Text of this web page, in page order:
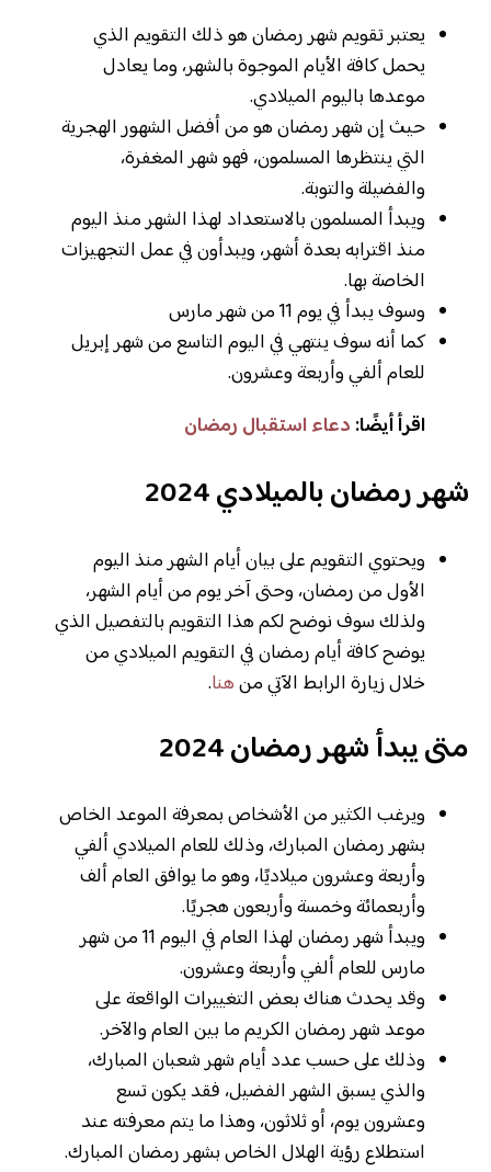
يعتبر تقويم شهر رمضان هو ذلك التقويم الذي
يحمل كافة الأيام الموجوة بالشهر، وما يعادل
موعدها باليوم الميلادي.
حيث إن شهر رمضان هو من أفضل الشهور الهجرية
التي ينتظرها المسلمون، فهو شهر المغفرة،
والفضيلة والتوبة.
ويبدأ المسلمون بالاستعداد لهذا الشهر منذ اليوم
منذ اقترابه بعدة أشهر، ويبدأون في عمل التجهيزات
الخاصة بها.
وسوف يبدأ في يوم 11 من شهر مارس
كما أنه سوف ينتهي في اليوم التاسع من شهر إبريل
للعام ألفي وأربعة وعشرون.
اقرأ أيضًا: دعاء استقبال رمضان
شهر رمضان بالميلادي 2024
ويحتوي التقويم على بيان أيام الشهر منذ اليوم
الأول من رمضان، وحتى آخر يوم من أيام الشهر،
ولذلك سوف نوضح لكم هذا التقويم بالتفصيل الذي
يوضح كافة أيام رمضان في التقويم الميلادي من
خلال زيارة الرابط الآتي منهنا.
متى يبدأ شهر رمضان 2024
ويرغب الكثير من الأشخاص بمعرفة الموعد الخاص
بشهر رمضان المبارك، وذلك للعام الميلادي ألفي
وأربعة وعشرون ميلاديًا، وهو ما يوافق العام ألف
وأربعمائة وخمسة وأربعون هجريًا.
ويبدأ شهر رمضان لهذا العام في اليوم 11 من شهر
مارس للعام ألفي وأربعة وعشرون.
وقد يحدث هناك بعض التغييرات الواقعة على
موعد شهر رمضان الكريم ما بين العام والآخر.
وذلك على حسب عدد أيام شهر شعبان المبارك،
والذي يسبق الشهر الفضيل، فقد يكون تسع
وعشرون يوم، أو ثلاثون، وهذا ما يتم معرفته عند
استطلاع رؤية الهلال الخاص بشهر رمضان المبارك.